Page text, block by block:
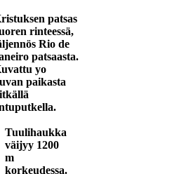
patsas
rinteessä,
Rio de
patsaasta.
yo
paikasta
Tuulihaukka
väijyy 1200
m
korkeudessa.